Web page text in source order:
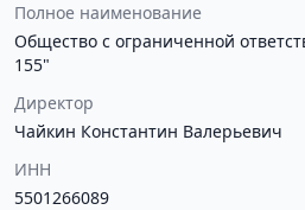
Полное наименование
Общество с ограниченной
155"
Директор
Чайкин Константин Валерьевич
ИНН
5501266089